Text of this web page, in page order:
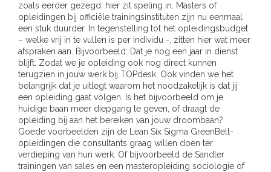
zoals eerder gezegd: hier zit speling in. Masters of
opleidingen bij officiële trainingsinstituten zijn nu eenmaal
een stuk duurder. In tegenstelling tot het opleidingsbudget
– welke vrij in te vullen is per individu -, zitten hier wat meer
afspraken aan. Bijvoorbeeld: Dat je nog een jaar in dienst
blijft. Zodat we je opleiding ook nog direct kunnen
terugzien in jouw werk bij TOPdesk. Ook vinden we het
belangrijk dat je uitlegt waarom het noodzakelijk is dat jij
een opleiding gaat volgen. Is het bijvoorbeeld om je
huidige baan meer diepgang te geven, of draagt de
opleiding bij aan het bereiken van jouw droombaan?
Goede voorbeelden zijn de Lean Six Sigma GreenBelt-
opleidingen die consultants graag willen doen ter
verdieping van hun werk. Of bijvoorbeeld de Sandler
trainingen van sales en een masteropleiding sociologie of